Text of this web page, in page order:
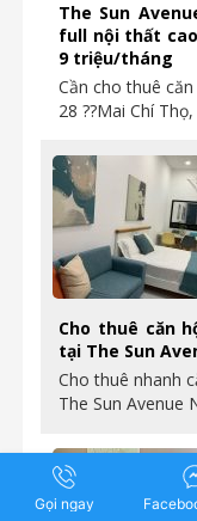
The Sun
full nội thất
9 triệu/tháng
Cần cho thuê
28 ??Mai Chí
Cho thuê căn
tại The Sun
Cho thuê nhanh
The Sun Avenue
Gọi ngay